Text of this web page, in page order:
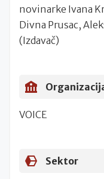
novinarke Ivana
Divna Prusac,
(Izdavač)
VOICE
Sektor